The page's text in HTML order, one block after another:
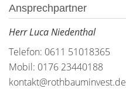
Ansprechpartner
Herr Luca Niedenthal
Telefon: 0611 51018365
Mobil: 0176 23440188
kontakt@rothbauminvest.de